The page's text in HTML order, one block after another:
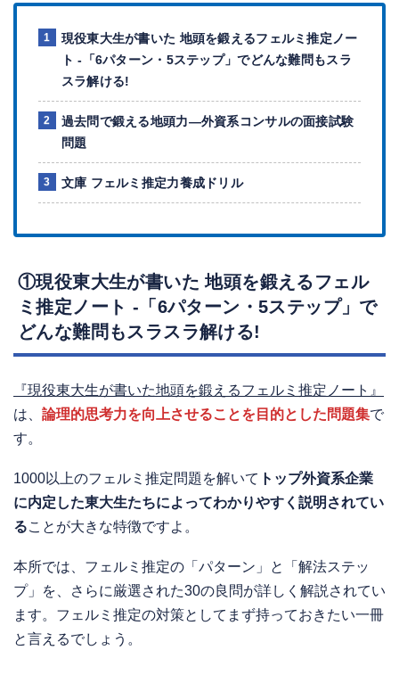
現役東大生が書いた 地頭を鍛えるフェルミ推定ノー
ト -「6パターン・5ステップ」でどんな難問もスラ
スラ解ける!
過去問で鍛える地頭力―外資系コンサルの面接試験
問題
文庫 フェルミ推定力養成ドリル
①現役東大生が書いた 地頭を鍛えるフェル
ミ推定ノート -「6パターン・5ステップ」で
どんな難問もスラスラ解ける!
『現役東大生が書いた地頭を鍛えるフェルミ推定ノート』
は、 論理的思考力を向上させることを目的とした問題集で
す。
1000以上のフェルミ推定問題を解いて トップ外資系企業
に内定した東大生たちによってわかりやすく説明されてい
ることが大きな特徴ですよ。
本所では、フェルミ推定の「パターン」と「解法ステッ
プ」を、さらに厳選された30の良問が詳しく解説されてい
ます。フェルミ推定の対策としてまず持っておきたい一冊
と言えるでしょう。